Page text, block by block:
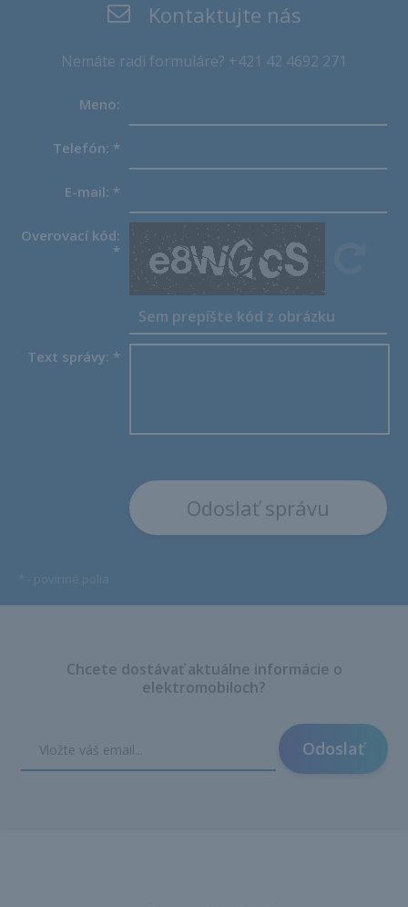
Kontaktujte nás
Nemáte radi formuláre? +421 42 4692 271
Meno:
Telefón: *
E-mail: *
Overovací kód:
*
Text správy: *
Chcete dostávať aktuálne informácie o
elektromobiloch?
Odoslať